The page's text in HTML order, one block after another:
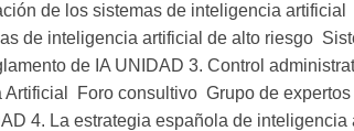
de los sistemas de inteligencia artificial
de inteligencia artificial de alto riesgo
de IA UNIDAD 3. Control
Foro consultivo  Grupo de expertos
4. La estrategia española de inteligencia